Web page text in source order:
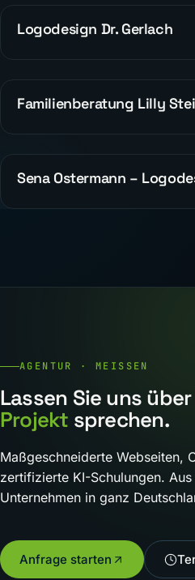
WEBDESIGN
Logodesign Dr. Gerlach
WEBDESIGN
Familienberatung Lilly
WEBDESIGN
Sena Ostermann –
AGENTUR · MEISSEN
Lassen Sie uns
Projekt sprechen.
Maßgeschneiderte Webseiten,
zertifizierte KI-Schulungen.
Unternehmen in ganz
Anfrage starten